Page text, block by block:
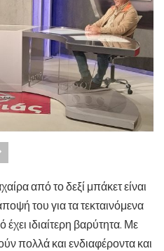
από το δεξί μπάκετ είναι
του για τα τεκταινόμενα
ιδιαίτερη βαρύτητα. Με
πολλά και ενδιαφέροντα και